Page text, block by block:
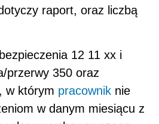
raport, oraz liczbą
12 11 xx i
przerwy 350 oraz
w którym pracownik nie
w danym miesiącu z